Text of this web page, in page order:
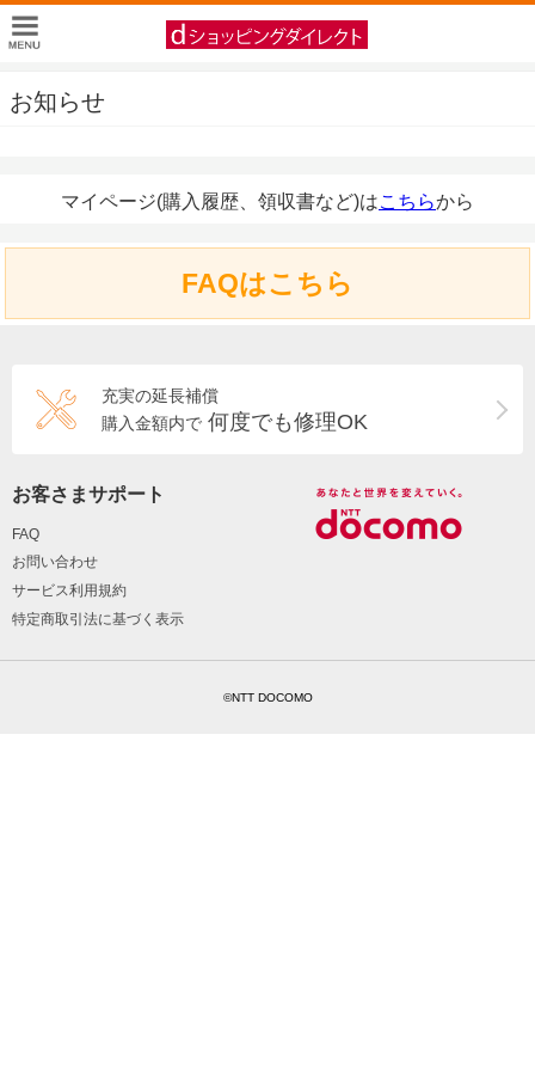
お知らせ
マイページ(購入履歴、領収書など)はこちらから
FAQはこちら
充実の延長補償
購入金額内で 何度でも修理OK
お客さまサポート
FAQ
お問い合わせ
サービス利用規約
特定商取引法に基づく表示
©NTT DOCOMO